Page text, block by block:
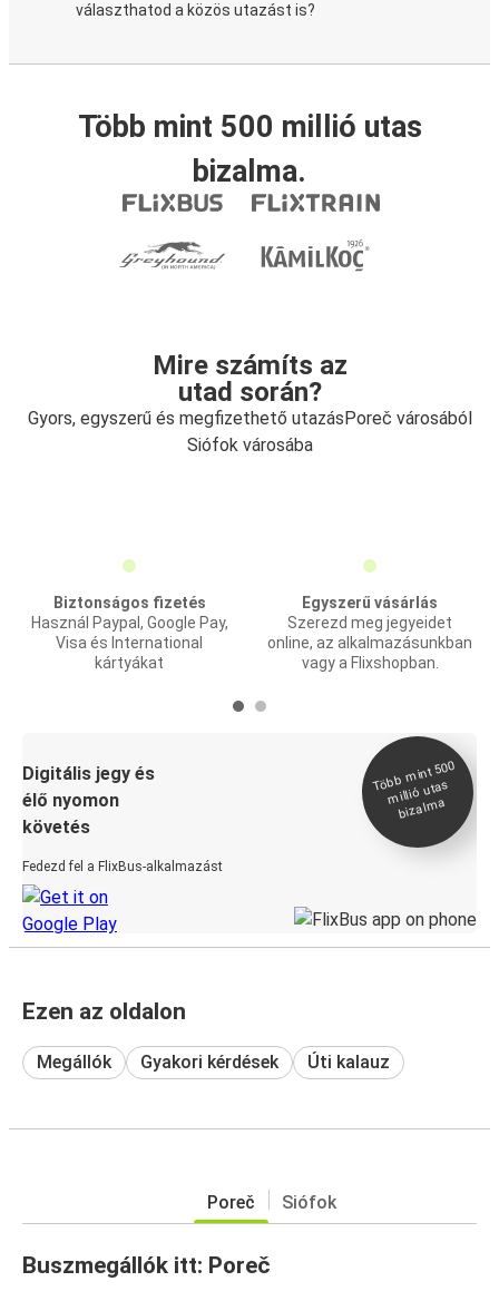
választhatod a közös utazást is?
Több mint 500 millió utas
bizalma.
Mire számíts az
utad során?
Gyors, egyszerű és megfizethető utazásPoreč városából
Siófok városába
Biztonságos fizetés
Használ Paypal, Google Pay,
Visa és International
kártyákat
Egyszerű vásárlás
Szerezd meg jegyeidet
online, az alkalmazásunkban
vagy a Flixshopban.
Digitális jegy és
élő nyomon
követés
Fedezd fel a FlixBus-alkalmazást
Több
mint 500
millió utas
bizal
ma
Ezen az oldalon
Megállók Gyakori kérdések Úti kalauz
Poreč Siófok
Buszmegállók itt: Poreč